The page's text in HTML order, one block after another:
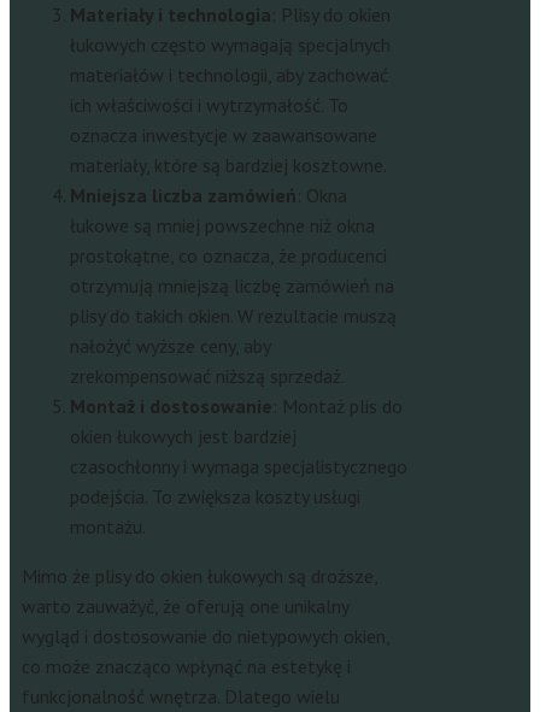
Materiały i technologia : Plisy do okien
łukowych często wymagają specjalnych
materiałów i technologii, aby zachować
ich właściwości i wytrzymałość. To
oznacza inwestycje w zaawansowane
materiały, które są bardziej kosztowne.
Mniejsza liczba zamówień : Okna
łukowe są mniej powszechne niż okna
prostokątne, co oznacza, że producenci
otrzymują mniejszą liczbę zamówień na
plisy do takich okien. W rezultacie muszą
nałożyć wyższe ceny, aby
zrekompensować niższą sprzedaż.
Montaż i dostosowanie : Montaż plis do
okien łukowych jest bardziej
czasochłonny i wymaga specjalistycznego
podejścia. To zwiększa koszty usługi
montażu.
Mimo że plisy do okien łukowych są droższe,
warto zauważyć, że oferują one unikalny
wygląd i dostosowanie do nietypowych okien,
co może znacząco wpłynąć na estetykę i
funkcjonalność wnętrza. Dlatego wielu